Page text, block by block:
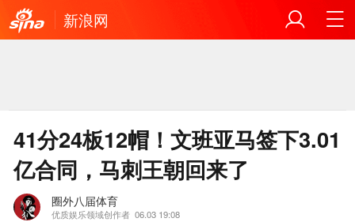
新浪网
41分24板12帽！文班亚马签下3.01
亿合同，马刺王朝回来了
圈外八届体育
优质娱乐领域创作者 06.03 19:08